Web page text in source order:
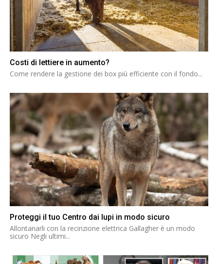
Costi di lettiere in aumento?
Come rendere la gestione dei box più efficiente con il fondo...
Proteggi il tuo Centro dai lupi in modo sicuro
Allontanarli con la recinzione elettrica Gallagher è un modo
sicuro Negli ultimi...